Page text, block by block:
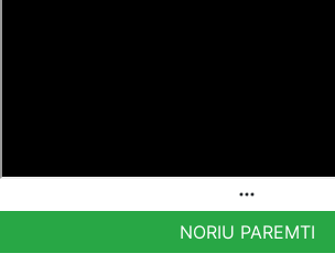
NORIU PAREMTI